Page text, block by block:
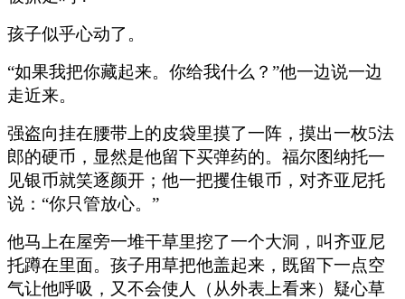
孩子似乎心动了。
“如果我把你藏起来。你给我什么？”他一边说一边
走近来。
强盗向挂在腰带上的皮袋里摸了一阵，摸出一枚5法
郎的硬币，显然是他留下买弹药的。福尔图纳托一
见银币就笑逐颜开；他一把攫住银币，对齐亚尼托
说：“你只管放心。”
他马上在屋旁一堆干草里挖了一个大洞，叫齐亚尼
托蹲在里面。孩子用草把他盖起来，既留下一点空
气让他呼吸，又不会使人（从外表上看来）疑心草